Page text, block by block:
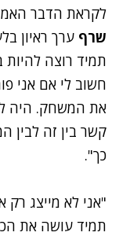
לקראת הדבר
שרף ערך ראיון
תמיד רוצה להיות
חשוב לי אם אני
את המשחק. היה
קשר בין זה לבין
כך".
"אני לא מייצג
תמיד עושה את